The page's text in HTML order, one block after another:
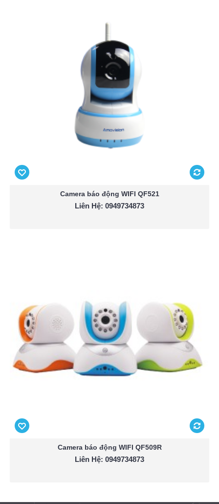
Camera báo động WIFI QF521
Liên Hệ: 0949734873
Camera báo động WIFI QF509R
Liên Hệ: 0949734873